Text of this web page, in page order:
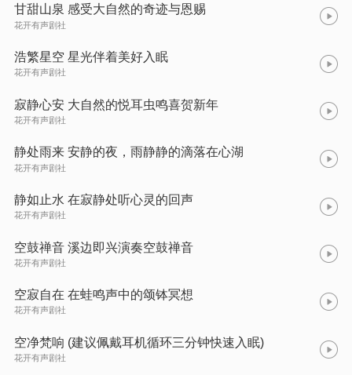
甘甜山泉 感受大自然的奇迹与恩赐
花开有声剧社
浩繁星空 星光伴着美好入眠
花开有声剧社
寂静心安 大自然的悦耳虫鸣喜贺新年
花开有声剧社
静处雨来 安静的夜，雨静静的滴落在心湖
花开有声剧社
静如止水 在寂静处听心灵的回声
花开有声剧社
空鼓禅音 溪边即兴演奏空鼓禅音
花开有声剧社
空寂自在 在蛙鸣声中的颂钵冥想
花开有声剧社
空净梵响 (建议佩戴耳机循环三分钟快速入眠)
花开有声剧社